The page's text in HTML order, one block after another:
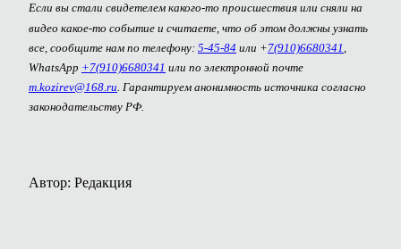
Если вы стали свидетелем какого-то происшествия или сняли на
видео какое-то событие и считаете, что об этом должны узнать
все, сообщите нам по телефону: 5-45-84 или +7(910)6680341
WhatsApp +7(910)6680341 или по электронной почте
m.kozirev@168.ru. Гарантируем анонимность источника согласно
законодательству РФ.
Автор: Редакция